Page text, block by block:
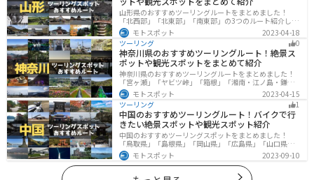
山形県のおすすめツーリングルートをまとめました！
「北西部」「北東部」「南東部」の3つのルート紹介しま
す。豊かな自然と歴史的な観光スポット、山と海どちら
も堪能できるスポットが多数あります。バイクで山形県
にツーリングに行く際は参考にしてください。
モトスポット
2023-04-18
ツーリング
0
神奈川県のおすすめツーリングルート！絶景ス
ポットや観光スポットをまとめて紹介
神奈川県のおすすめツーリングルートをまとめました！
「宮ヶ瀬」「ヤビツ峠」「箱根」「湘南・江ノ島・鎌
倉」「三浦」「みなとみらい」の6つのルート紹介しま
す。自然豊かなスポット、歴史ある観光名所、都市部で
楽しめるツーリングスポットまで多数あります。バイク
で神奈川県にツーリングに行く際は参考にしてくださ
い。
モトスポット
2023-04-15
ツーリング
1
中国のおすすめツーリングルート！バイクで行
きたい絶景スポットや観光スポット紹介
中国のおすすめツーリングスポットをまとめました！
「鳥取県」「島根県」「岡山県」「広島県」「山口県」
の各県の観光地紹介します。自然豊かな山々や湖、温泉
地が点在し、四季折々の景色を楽しめるスポットが多数
あります。バイクで中国にツーリングに行く際は参考に
してください。
モトスポット 2023-09-10